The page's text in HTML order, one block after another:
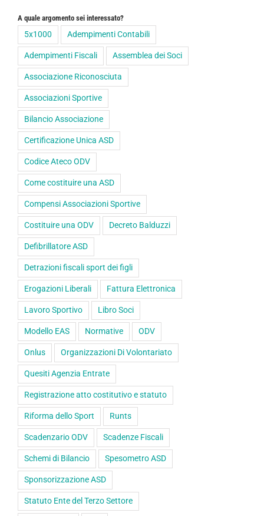
A quale argomento sei interessato?
5x1000 Adempimenti Contabili
Adempimenti Fiscali Assemblea dei Soci
Associazione Riconosciuta
Associazioni Sportive
Bilancio Associazione
Certificazione Unica ASD
Codice Ateco ODV
Come costituire una ASD
Compensi Associazioni Sportive
Costituire una ODV Decreto Balduzzi
Defibrillatore ASD
Detrazioni fiscali sport dei figli
Erogazioni Liberali Fattura Elettronica
Lavoro Sportivo Libro Soci
Modello EAS Normative ODV
Onlus Organizzazioni Di Volontariato
Quesiti Agenzia Entrate
Registrazione atto costitutivo e statuto
Riforma dello Sport Runts
Scadenzario ODV Scadenze Fiscali
Schemi di Bilancio Spesometro ASD
Sponsorizzazione ASD
Statuto Ente del Terzo Settore